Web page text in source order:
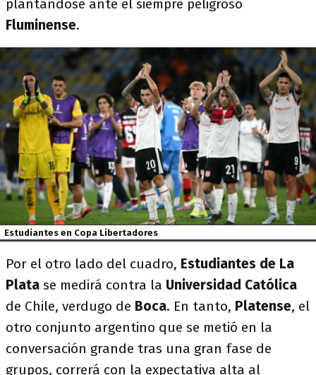
plantándose ante el siempre peligroso
Fluminense.
Estudiantes en Copa Libertadores
Por el otro lado del cuadro, Estudiantes de La
Plata se medirá contra la Universidad Católica
de Chile, verdugo de Boca. En tanto, Platense, el
otro conjunto argentino que se metió en la
conversación grande tras una gran fase de
grupos, correrá con la expectativa alta al